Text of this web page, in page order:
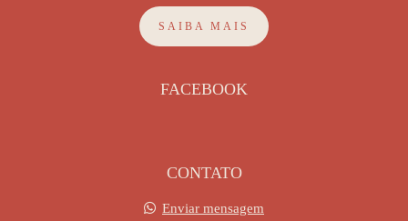
SAIBA MAIS
FACEBOOK
CONTATO
Enviar mensagem